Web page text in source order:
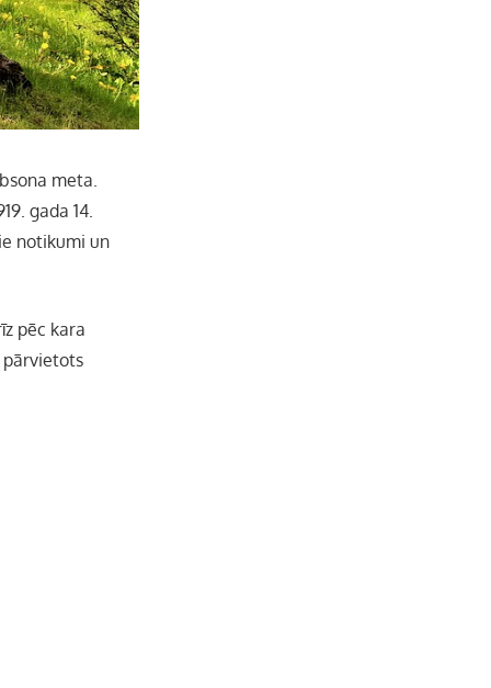
meta.
gada 14.
notikumi un
pēc kara
pārvietots